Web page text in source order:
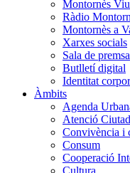
Montornès
Ràdio
Montornès a
Xarxes socials
Sala de premsa
Butlletí digital
Identitat
Àmbits
Agenda
Atenció
Convivència i
Consum
Cooperació
Cultura